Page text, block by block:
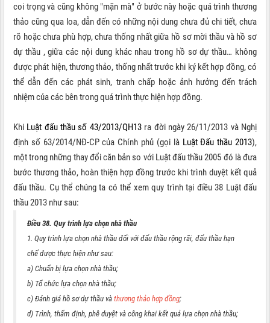
coi trọng và cũng không "mặn mà" ở bước này hoặc quá trình thương
thảo cũng qua loa, dẫn đến có những nội dung chưa đủ chi tiết, chưa
rõ hoặc chưa phù hợp, chưa thống nhất giữa hồ sơ mời thầu và hồ sơ
dự thầu , giữa các nội dung khác nhau trong hồ sơ dự thầu… không
được phát hiện, thương thảo, thống nhất trước khi ký kết hợp đồng, có
thể dẫn đến các phát sinh, tranh chấp hoặc ảnh hưởng đến trách
nhiệm của các bên trong quá trình thực hiện hợp đồng.
Khi Luật đấu thầu số 43/2013/QH13ra đời ngày 26/11/2013 và Nghị
định số 63/2014/NĐ-CP của Chính phủ (gọi là Luật Đấu thầu 2013),
một trong những thay đổi căn bản so với Luật đấu thầu 2005 đó là đưa
bước thương thảo, hoàn thiện hợp đồng trước khi trình duyệt kết quả
đấu thầu. Cụ thể chúng ta có thể xem quy trình tại điều 38 Luật đấu
thầu 2013 như sau:
Điều 38. Quy trình lựa chọn nhà thầu
1. Quy trình lựa chọn nhà thầu đối với đấu thầu rộng rãi, đấu thầu hạn
chế được thực hiện như sau:
a) Chuẩn bị lựa chọn nhà thầu;
b) Tổ chức lựa chọn nhà thầu;
c) Đánh giá hồ sơ dự thầu và thương thảo hợp đồng;
d) Trình, thẩm định, phê duyệt và công khai kết quả lựa chọn nhà thầu;